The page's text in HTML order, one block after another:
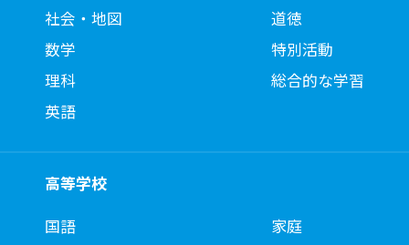
社会・地図
数学
理科
英語
道徳
特別活動
総合的な学習
高等学校
国語
家庭